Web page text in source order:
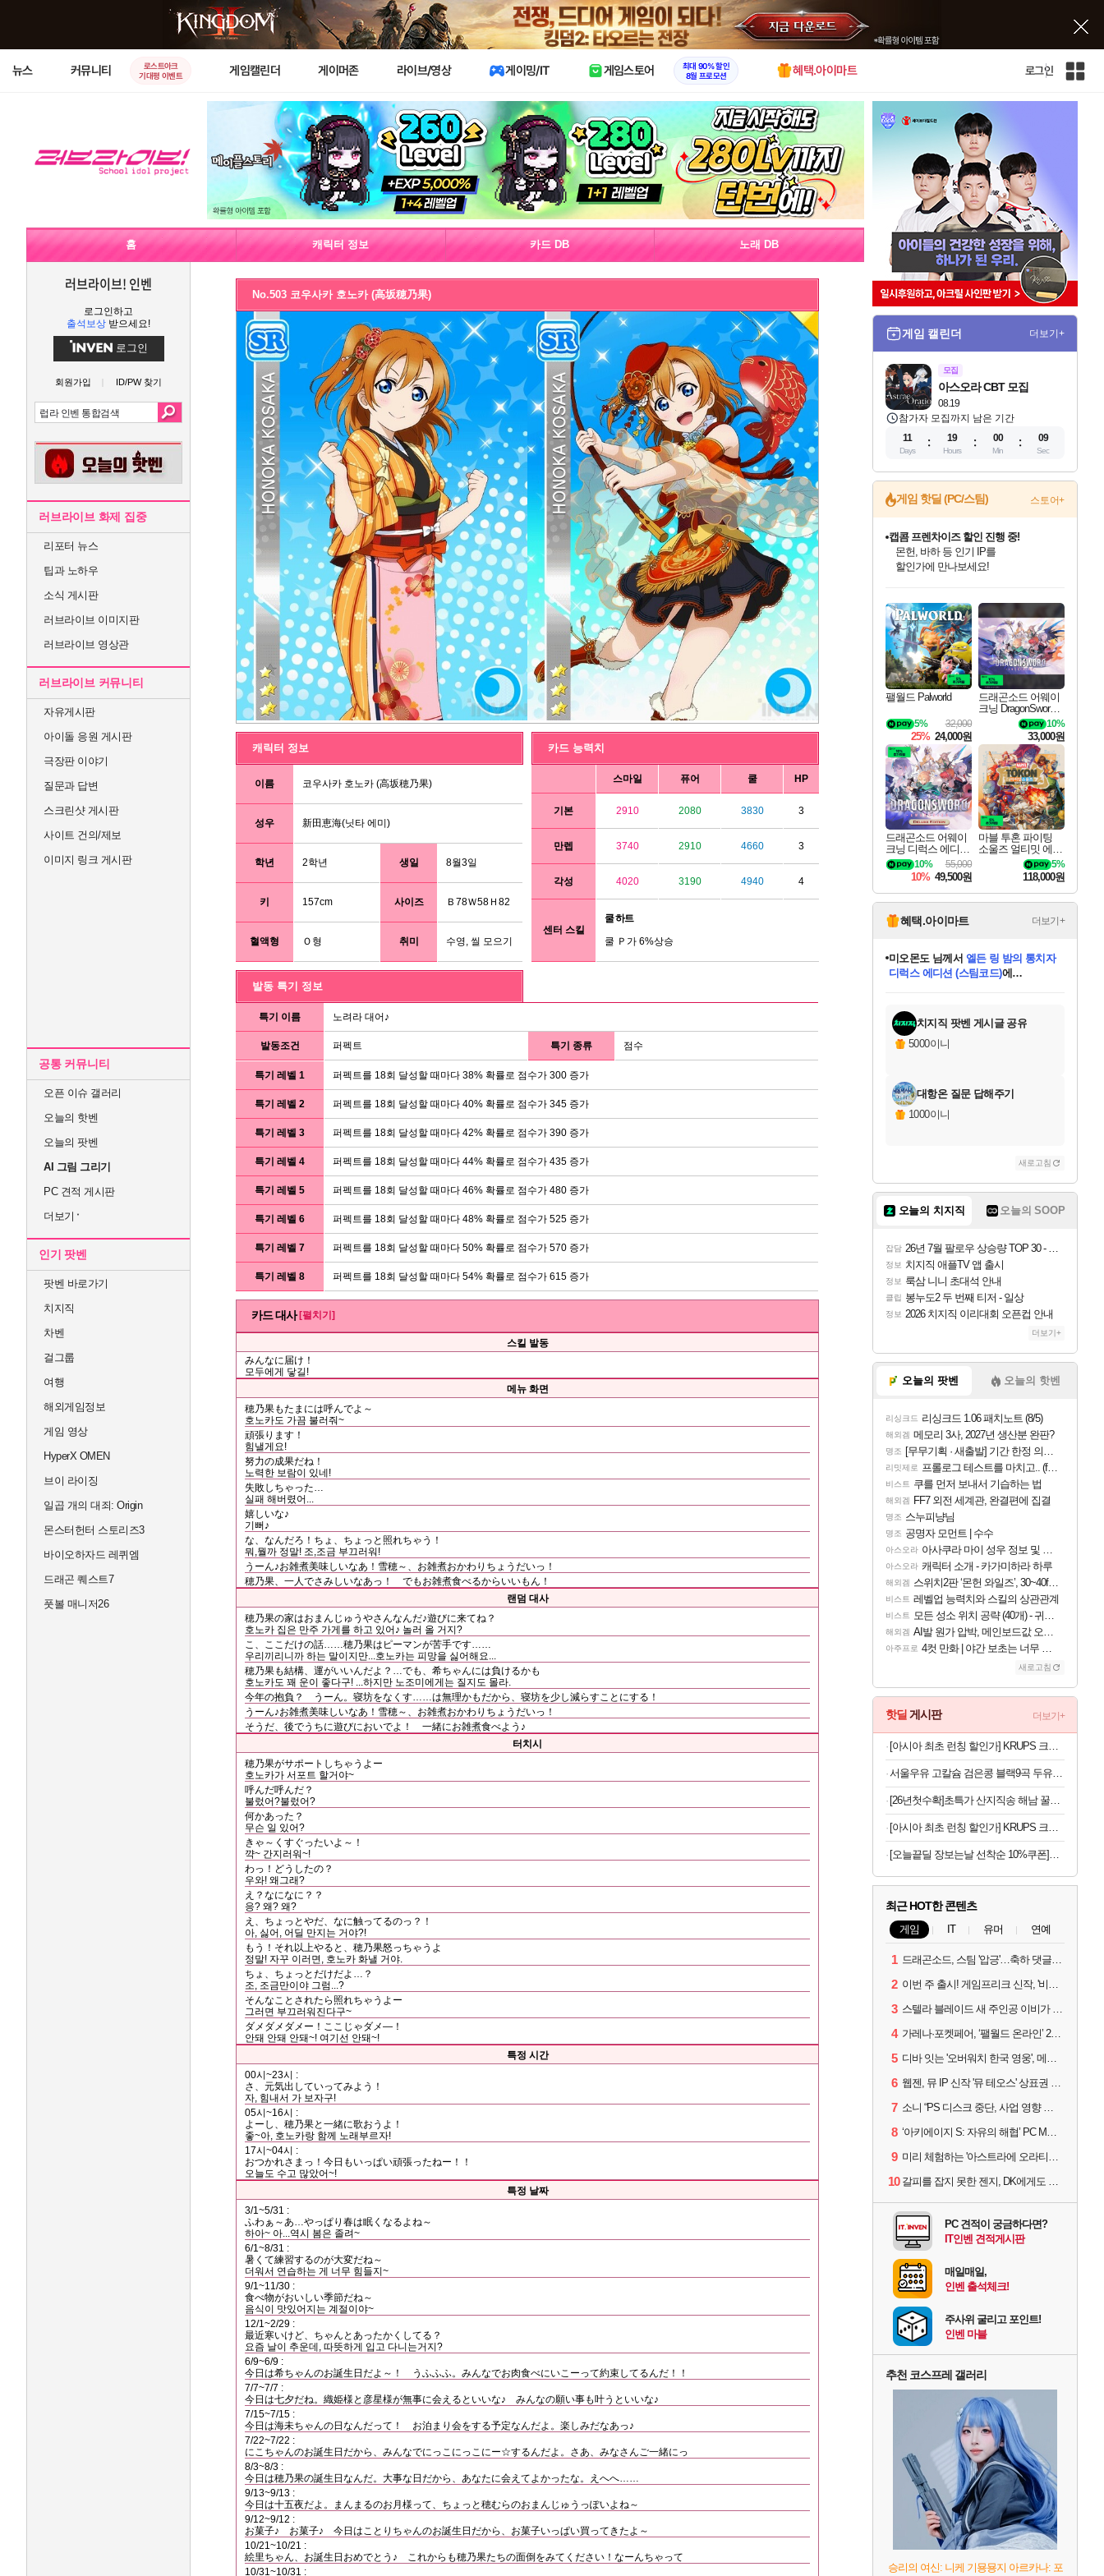
X
뉴스 커뮤니티
로스트아크
기대평 이벤트
게임캘린더 게이머존 라이브/영상 게이밍/IT 게임스토어
최대 90% 할인
8월 프로모션
혜택.아이마트 로그인
인
홈 캐릭터 정보 카드 DB 노래 DB
러브라이브! 인벤
로그인하고
출석보상 받으세요!
로그인
회원가입 ID/PW 찾기
러브라이브 화제 집중
리포터 뉴스
팁과 노하우
소식 게시판
러브라이브 이미지판
러브라이브 영상관
러브라이브 커뮤니티
자유게시판
아이돌 응원 게시판
극장판 이야기
질문과 답변
스크린샷 게시판
사이트 건의/제보
이미지 링크 게시판
공통 커뮤니티
오픈 이슈 갤러리
오늘의 핫벤
오늘의 팟벤
AI 그림 그리기
PC 견적 게시판
더보기
인기 팟벤
팟벤 바로가기
치지직
차벤
걸그룹
여행
해외게임정보
게임 영상
HyperX OMEN
브이 라이징
일곱 개의 대죄: Origin
몬스터헌터 스토리즈3
바이오하자드 레퀴엠
드래곤 퀘스트7
풋볼 매니저26
No.503 코우사카 호노카 (高坂穂乃果)
캐릭터 정보
이름 코우사카 호노카 (高坂穂乃果)
성우 新田恵海(닛타 에미)
학년 2학년 생일 8월3일
키 157cm 사이즈 Ｂ78Ｗ58Ｈ82
혈액형 Ｏ형 취미 수영, 씰 모으기
카드 능력치
스마일 퓨어 쿨 HP
기본 2910 2080 3830 3
만렙 3740 2910 4660 3
각성 4020 3190 4940 4
센터 스킬
쿨 하트
쿨 Ｐ가 6%상승
발동 특기 정보
특기 이름 노려라 대어♪
발동조건 퍼펙트 특기 종류 점수
특기 레벨 1 퍼펙트를 18회 달성할 때마다 38% 확률로 점수가 300 증가
특기 레벨 2 퍼펙트를 18회 달성할 때마다 40% 확률로 점수가 345 증가
특기 레벨 3 퍼펙트를 18회 달성할 때마다 42% 확률로 점수가 390 증가
특기 레벨 4 퍼펙트를 18회 달성할 때마다 44% 확률로 점수가 435 증가
특기 레벨 5 퍼펙트를 18회 달성할 때마다 46% 확률로 점수가 480 증가
특기 레벨 6 퍼펙트를 18회 달성할 때마다 48% 확률로 점수가 525 증가
특기 레벨 7 퍼펙트를 18회 달성할 때마다 50% 확률로 점수가 570 증가
특기 레벨 8 퍼펙트를 18회 달성할 때마다 54% 확률로 점수가 615 증가
카드 대사[펼치기]
스킬 발동
みんなに届け！
모두에게 닿길!
메뉴 화면
穂乃果もたまには呼んでよ～
호노카도 가끔 불러줘~
頑張ります！
힘낼게요!
努力の成果だね！
노력한 보람이 있네!
失敗しちゃった…
실패 해버렸어...
嬉しいな♪
기뻐♪
な、なんだろ！ちょ、ちょっと照れちゃう！
뭐,뭘까 정말! 조,조금 부끄러워!
うーん♪お雑煮美味しいなあ！雪穂～、お雑煮おかわりちょうだいっ！
穂乃果、一人でさみしいなあっ！ でもお雑煮食べるからいいもん！
랜덤 대사
穂乃果の家はおまんじゅうやさんなんだ♪遊びに来てね？
호노카 집은 만주 가게를 하고 있어♪ 놀러 올 거지?
こ、ここだけの話……穂乃果はピーマンが苦手です……
우리끼리니까 하는 말이지만...호노카는 피망을 싫어해요...
穂乃果も結構、運がいいんだよ？…でも、希ちゃんには負けるかも
호노카도 꽤 운이 좋다구! ...하지만 노조미에게는 질지도 몰라.
今年の抱負？ うーん。寝坊をなくす……は無理かもだから、寝坊を少し減らすことにする！
うーん♪お雑煮美味しいなあ！雪穂～、お雑煮おかわりちょうだいっ！
そうだ、後でうちに遊びにおいでよ！ 一緒にお雑煮食べよう♪
터치시
穂乃果がサポートしちゃうよー
호노카가 서포트 할거야~
呼んだ呼んだ？
불렀어?불렀어?
何かあった？
무슨 일 있어?
きゃ～くすぐったいよ～！
꺅~ 간지러워~!
わっ！どうしたの？
우와! 왜그래?
え？なになに？？
응? 왜? 왜?
え、ちょっとやだ、なに触ってるのっ？！
아, 싫어, 어딜 만지는 거야?!
もう！それ以上やると、穂乃果怒っちゃうよ
정말! 자꾸 이러면, 호노카 화낼 거야.
ちょ、ちょっとだけだよ…？
조, 조금만이야 그럼...?
そんなことされたら照れちゃうよー
그러면 부끄러워진다구~
ダメダメダメー！ここじゃダメ―！
안돼 안돼 안돼~! 여기선 안돼~!
특정 시간
00시~23시 :
さ、元気出していってみよう！
자, 힘내서 가 보자구!
05시~16시 :
よーし、穂乃果と一緒に歌おうよ！
좋~아, 호노카랑 함께 노래부르자!
17시~04시 :
おつかれさまっ！今日もいっぱい頑張ったねー！！
오늘도 수고 많았어~!
특정 날짜
3/1~5/31 :
ふわぁ～あ…やっぱり春は眠くなるよね～
하아~ 아...역시 봄은 졸려~
6/1~8/31 :
暑くて練習するのが大変だね～
더워서 연습하는 게 너무 힘들지~
9/1~11/30 :
食べ物がおいしい季節だね～
음식이 맛있어지는 계절이야~
12/1~2/29 :
最近寒いけど、ちゃんとあったかくしてる？
요즘 날이 추운데, 따뜻하게 입고 다니는거지?
6/9~6/9 :
今日は希ちゃんのお誕生日だよ～！ うふふふ。みんなでお肉食べにいこーって約束してるんだ！！
7/7~7/7 :
今日は七夕だね。織姫様と彦星様が無事に会えるといいな♪ みんなの願い事も叶うといいな♪
7/15~7/15 :
今日は海未ちゃんの日なんだって！ お泊まり会をする予定なんだよ。楽しみだなあっ♪
7/22~7/22 :
にこちゃんのお誕生日だから、みんなでにっこにっこにー☆するんだよ。さあ、みなさんご一緒にっ
8/3~8/3 :
今日は穂乃果の誕生日なんだ。大事な日だから、あなたに会えてよかったな。えへへ……
9/13~9/13 :
今日は十五夜だよ。まんまるのお月様って、ちょっと穂むらのおまんじゅうっぽいよね～
9/12~9/12 :
お菓子♪ お菓子♪ 今日はことりちゃんのお誕生日だから、お菓子いっぱい買ってきたよ～
10/21~10/21 :
絵里ちゃん、お誕生日おめでとう♪ これからも穂乃果たちの面倒をみてください！なーんちゃって
10/31~10/31 :
게임 캘린더 더보기+
모집
08.19
아스오라 CBT 모집
참가자 모집까지 남은 기간
11
Days
19
Hours
00
Min
08
Sec
게임 핫딜 (PC/스팀) 스토어+
최대 90% 할인가를 만나보세요!
네이버혜택과 함께 만나보세요!
50%할인&추가 적립까지!
네이버 포인트 혜택까지!
이니&베니 혜택까지!
네이버 혜택가와 함께 예약하세요!
할인&네이버혜택으로 만나보세요!
네이버페이 혜택과 만나보세요!
40주년 프로모션으로 만나보세요!
캡콤 프렌차이즈 할인 진행 중!
몬헌, 바하 등 인기 IP를
할인가에 만나보세요!
일부 에디션 상시 할인!
혜택으로 예약 판매 중
편안하게 충전하세요
팰월드 Palworld
32,000
5%
25% 24,000원
드래곤소드 어웨이
크닝 DragonSword A
10%
33,000원
드래곤소드 어웨이
크닝 디럭스 에디션
DragonSword Awake
ning Deluxe Edition
55,000
10%
10% 49,500원
마블 투혼 파이팅
소울즈 얼티밋 에디
션 MARVEL Tokon
Fighting Souls Ultima
5%
118,000원
혜택.아이마트 더보기+
교환.
당첨되셨습니다.
당첨되셨습니다.
당첨되셨습니다.
미오몬도님께서 엘든 링 밤의 통치자
디럭스 에디션 (스팀코드)에
당첨되셨습니다.
당첨되셨습니다.
당첨되셨습니다.
에디션 (스팀코드)를 교환.
당첨되셨습니다.
치지직 팟벤 게시글 공유
5000이니
대항온 질문 답해주기
1000이니
새로고침
오늘의 치지직 오늘의 SOOP
잡담 26년 7월 팔로우 상승량 TOP 30 - 월간 치지직
정보 치지직 애플TV 앱 출시
정보 룩삼 니니 초대석 안내
클립 봉누도2 두 번째 티저 - 일상
정보 2026 치지직 이리대회 오픈컵 안내
더보기+
오늘의 팟벤 오늘의 핫벤
리싱크드 리싱크드 1.06 패치노트 (8/5)
해외겜 메모리 3사, 2027년 생산분 완판?
명조 [무무기획 · 새출발] 기간 한정 의뢰 이벤트
리밋제로 프롤로그 테스트를 마치고.. (feat. 리아)
비스트 쿠를 먼저 보내서 기습하는 법
해외겜 FF7 외전 세계관, 완결편에 집결
명조 스누피냥님
명조 공명자 모먼트 | 수수
아스오라 아사쿠라 마이 성우 정보 및 주요 필모
아스오라 캐릭터 소개 - 카가미하라 하루
해외겜 스위치2판 ‘몬헌 와일즈’, 30~40fps 목표 추정
비스트 레벨업 능력치와 스킬의 상관관계
비스트 모든 성소 위치 공략 (40개) - 귀환한 영혼 도전과제
해외겜 AI발 원가 압박, 메인보드값 오르나
아주프로 4컷 만화 | 야간 보초는 너무 힘들어
새로고침
핫딜 게시판 더보기+
[아시아 최초 런칭 할인가] KRUPS 크룹스 초슬림 전자동 커피머신 SA4028K0
서울우유 고칼슘 검은콩 블랙9곡 두유 190ml 20팩 등 행사 모음전
[26년첫수확]초특가 산지직송 해남 꿀고구마
[아시아 최초 런칭 할인가] KRUPS 크룹스 초슬림 전자동 커피머신 SA4001K0
[오늘끝딜 장보는날 선착순 10%쿠폰]센트룸 맨 더블업 60정, 3개
최근 HOT한 콘텐츠
게임 IT 유머 연예
1 드래곤소드, 스팀 '압긍'…축하 댓글 달고 게임 코드 받자!
2 이번 주 출시! 게임프리크 신작, '비스트 오브 리인카네이션'
3 스텔라 블레이드 새 주인공 이비가 부릅니다, 'Wanna be in LOVE' 뮤비 공개
4 가레나·포켓페어, ‘팰월드 온라인’ 2026년 출시 예고
5 디바 잇는 '오버워치 한국 영웅', 메카 파일럿 디몬 나온다
6 웹젠, 뮤 IP 신작 '뮤 테오스' 상표권 출원
7 소니 “PS 디스크 중단, 사업 영향 없다”
8 ‘아키에이지 S: 자유의 해협’ PC MMORPG로 개발한다
9 미리 체험하는 '아스트라에 오라티오'...NC, 8/19부터 CBT 참가자 모집
10 갈피를 잡지 못한 젠지, DK에게도 0:2 패배
PC 견적이 궁금하다면?
IT인벤 견적게시판
매일매일,
인벤 출석체크!
주사위 굴리고 포인트!
인벤 마블
추천 코스프레 갤러리
승리의 여신: 니케 기묭묭지 아르카나: 포